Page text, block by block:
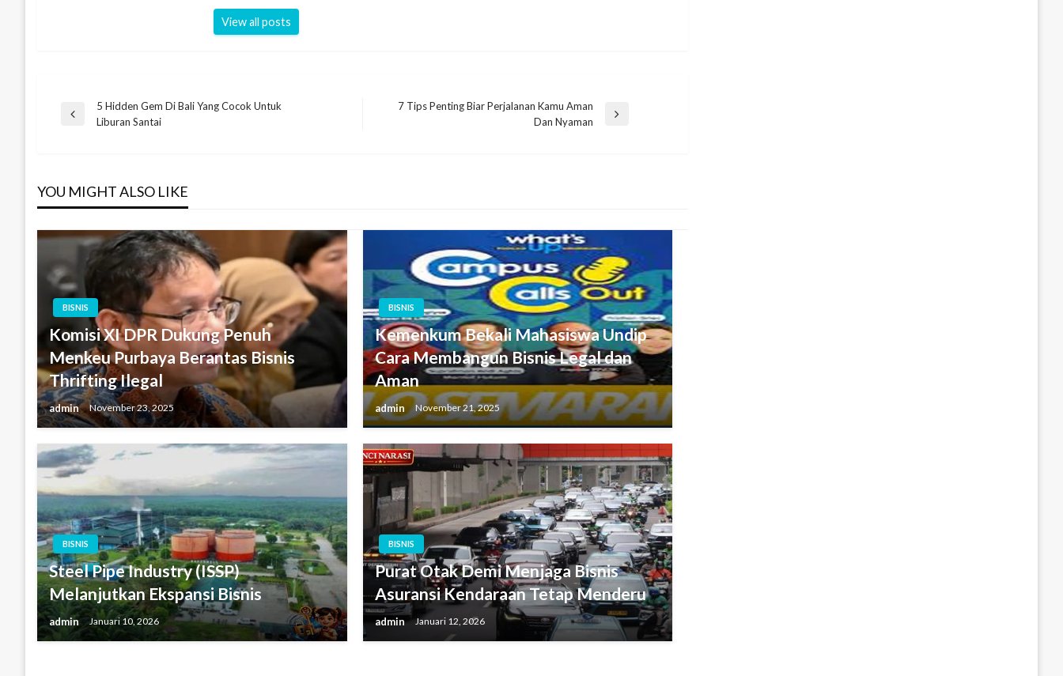
View all posts
Navigasi
Previous
5 Hidden Gem Di Bali Yang Cocok Untuk
Liburan Santai
7 Tips Penting Biar Perjalanan Kamu Aman
Dan Nyaman
YOU MIGHT ALSO LIKE
BISNIS
Komisi XI DPR Dukung Penuh
Menkeu Purbaya Berantas Bisnis
Thrifting Ilegal
admin November 23, 2025
BISNIS
Kemenkum Bekali Mahasiswa Undip
Cara Membangun Bisnis Legal dan
Aman
admin November 21, 2025
BISNIS
Steel Pipe Industry (ISSP)
Melanjutkan Ekspansi Bisnis
admin Januari 10, 2026
BISNIS
Purat Otak Demi Menjaga Bisnis
Asuransi Kendaraan Tetap Menderu
admin Januari 12, 2026